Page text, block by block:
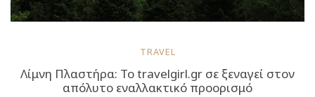
TRAVEL
Λίμνη Πλαστήρα: Το travelgirl.gr σε ξεναγεί στον
απόλυτο εναλλακτικό προορισμό